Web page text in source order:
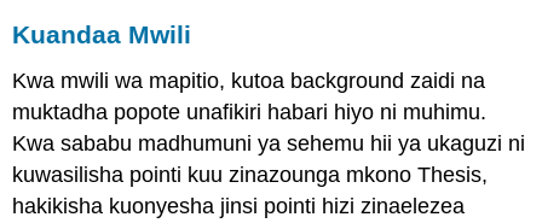
Kuandaa Mwili
Kwa mwili wa mapitio, kutoa background zaidi na
muktadha popote unafikiri habari hiyo ni muhimu.
Kwa sababu madhumuni ya sehemu hii ya ukaguzi ni
kuwasilisha pointi kuu zinazounga mkono Thesis,
hakikisha kuonyesha jinsi pointi hizi zinaelezea